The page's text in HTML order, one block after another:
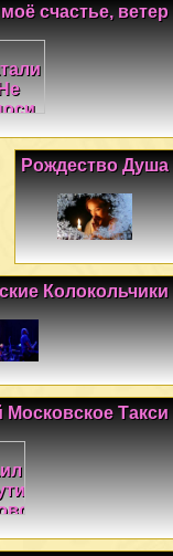
счастье, ветер
Рождество Душа
Колокольчики
Такси